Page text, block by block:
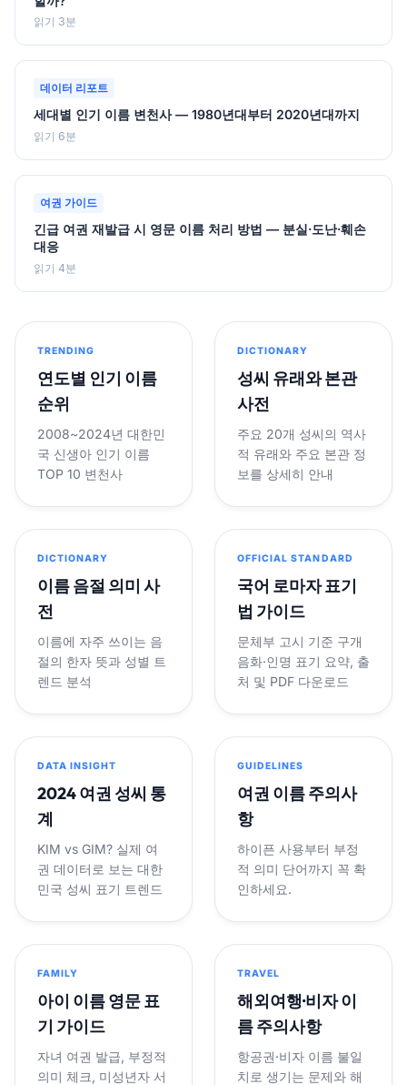
읽기 3분
데이터 리포트
세대별 인기 이름 변천사 — 1980년대부터 2020년대까지
읽기 6분
여권 가이드
긴급 여권 재발급 시 영문 이름 처리 방법 — 분실·도난·훼손
대응
읽기 4분
TRENDING
연도별 인기 이름
순위
2008~2024년 대한민
국 신생아 인기 이름
TOP 10 변천사
DICTIONARY
성씨 유래와 본관
사전
주요 20개 성씨의 역사
적 유래와 주요 본관 정
보를 상세히 안내
DICTIONARY
이름 음절 의미 사
전
이름에 자주 쓰이는 음
절의 한자 뜻과 성별 트
렌드 분석
OFFICIAL STANDARD
국어 로마자 표기
법 가이드
문체부 고시 기준 구개
음화·인명 표기 요약, 출
처 및 PDF 다운로드
DATA INSIGHT
2024 여권 성씨 통
계
KIM vs GIM? 실제 여
권 데이터로 보는 대한
민국 성씨 표기 트렌드
GUIDELINES
여권 이름 주의사
항
하이픈 사용부터 부정
적 의미 단어까지 꼭 확
인하세요.
FAMILY
아이 이름 영문 표
기 가이드
자녀 여권 발급, 부정적
의미 체크, 미성년자 서
TRAVEL
해외여행·비자 이
름 주의사항
항공권·비자 이름 불일
치로 생기는 문제와 해